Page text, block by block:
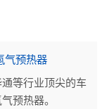
气预热器
等行业顶尖的车
预热器。